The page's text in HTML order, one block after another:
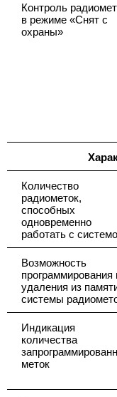
Контроль
в режиме «Снят с
охраны»
Количество
радиометок,
способных
одновременно
работать с
Возможность
программирования
удаления из
системы
Индикация
количества
меток